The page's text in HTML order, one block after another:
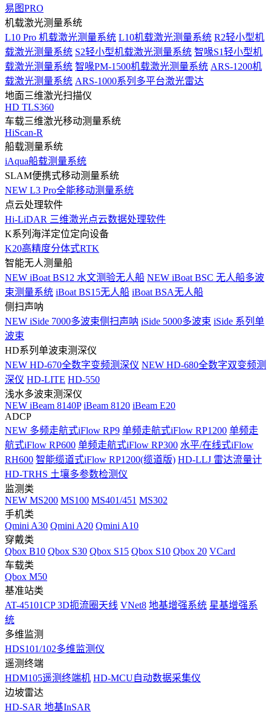
易图PRO
机载激光测量系统
L10 Pro 机载激光测量系统 L10机载激光测量系统 R2轻小型机
载激光测量系统 S2轻小型机载激光测量系统 智喙S1轻小型机
载激光测量系统 智喙PM-1500机载激光测量系统 ARS-1200机
载激光测量系统 ARS-1000系列多平台激光雷达
地面三维激光扫描仪
HD TLS360
车载三维激光移动测量系统
HiScan-R
船载测量系统
iAqua船载测量系统
SLAM便携式移动测量系统
NEW L3 Pro全能移动测量系统
点云处理软件
Hi-LiDAR 三维激光点云数据处理软件
K系列海洋定位定向设备
K20高精度分体式RTK
智能无人测量船
NEW iBoat BS12 水文测验无人船 NEW iBoat BSC 无人船多波
束测量系统 iBoat BS15无人船 iBoat BSA无人船
侧扫声呐
NEW iSide 7000多波束侧扫声呐 iSide 5000多波束 iSide 系列单
波束
HD系列单波束测深仪
NEW HD-670全数字变频测深仪 NEW HD-680全数字双变频测
深仪 HD-LITE HD-550
浅水多波束测深仪
NEW iBeam 8140P iBeam 8120 iBeam E20
ADCP
NEW 多频走航式iFlow RP9 单频走航式iFlow RP1200 单频走
航式iFlow RP600 单频走航式iFlow RP300 水平/在线式iFlow
RH600 智能缆道式iFlow RP1200(缆道版) HD-LLJ 雷达流量计
HD-TRHS 土壤多参数检测仪
监测类
NEW MS200 MS100 MS401/451 MS302
手机类
Qmini A30 Qmini A20 Qmini A10
穿戴类
Qbox B10 Qbox S30 Qbox S15 Qbox S10 Qbox 20 VCard
车载类
Qbox M50
基准站类
AT-45101CP 3D扼流圈天线 VNet8 地基增强系统 星基增强系
统
多维监测
HDS101/102多维监测仪
遥测终端
HDM105遥测终端机 HD-MCU自动数据采集仪
边坡雷达
HD-SAR 地基InSAR